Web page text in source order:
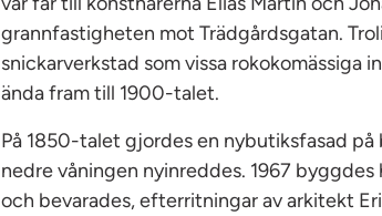
grannfastigheten mot Trädgårdsgatan.
snickarverkstad som vissa rokokomässiga
ända fram till 1900-talet.
På 1850-talet gjordes en nybutiksfasad
nedre våningen nyinreddes. 1967
och bevarades, efterritningar av arkitekt